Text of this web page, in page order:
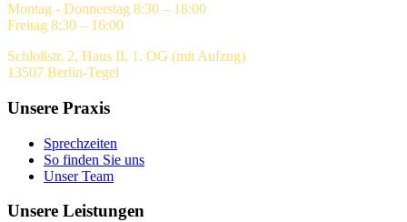
Montag - Donnerstag 8:30 – 18:00
Freitag 8:30 – 16:00
Schloßstr. 2, Haus II, 1. OG (mit Aufzug)
13507 Berlin-Tegel
Unsere Praxis
Sprechzeiten
So finden Sie uns
Unser Team
Unsere Leistungen